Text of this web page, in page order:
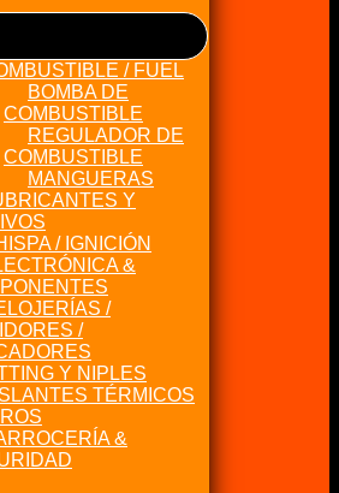
/ FUEL
BOMBA DE
COMBUSTIBLE
REGULADOR DE
COMBUSTIBLE
MANGUERAS
Y
/ IGNICIÓN
&
/
/
Y NIPLES
TÉRMICOS
&